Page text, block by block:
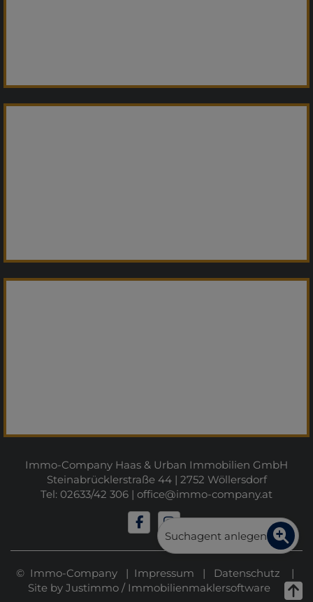
Immo-Company Haas & Urban Immobilien GmbH
Steinabrücklerstraße 44 | 2752 Wöllersdorf
Tel: 02633/42 306 | office@immo-company.at
© Immo-Company | Impressum | Datenschutz |
Site by Justimmo/ Immobilienmaklersoftware
Suchagent anlegen